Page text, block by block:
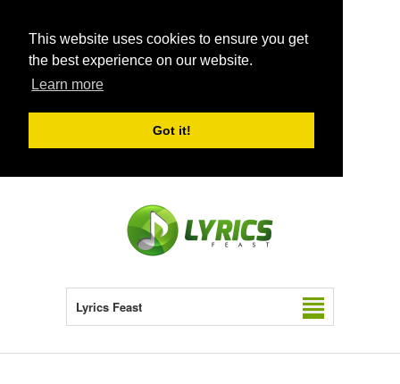
This website uses cookies to ensure you get
the best experience on our website.
Learn more
Got it!
Lyrics Feast